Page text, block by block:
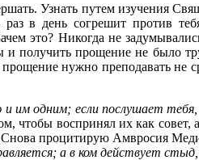
Узнать путем изучения
в день согрешит против
это? Никогда не
получить прощение не было
нужно преподавать не
им одним; если послушает
чтобы воспринял их как
процитирую Амвросия
а в ком действует